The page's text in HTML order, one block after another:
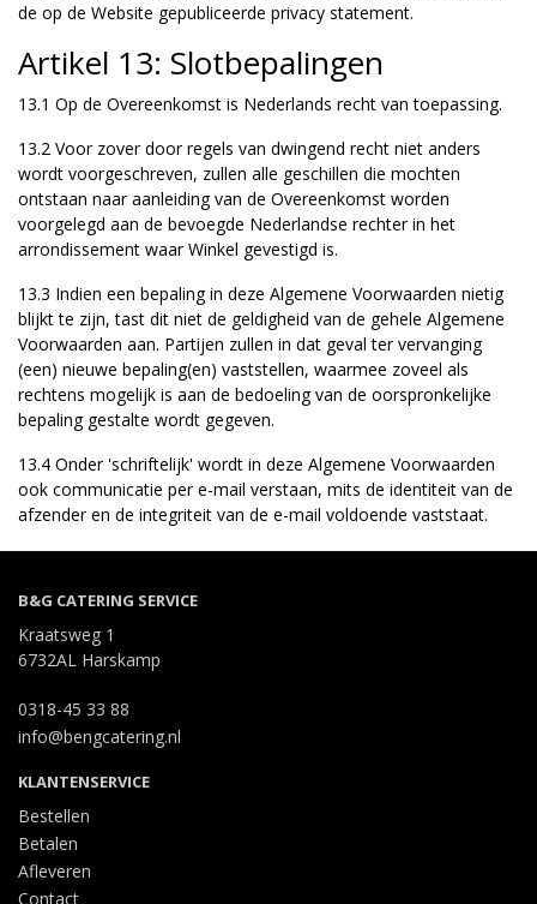
de op de Website gepubliceerde privacy statement.
Artikel 13: Slotbepalingen
13.1 Op de Overeenkomst is Nederlands recht van toepassing.
13.2 Voor zover door regels van dwingend recht niet anders
wordt voorgeschreven, zullen alle geschillen die mochten
ontstaan naar aanleiding van de Overeenkomst worden
voorgelegd aan de bevoegde Nederlandse rechter in het
arrondissement waar Winkel gevestigd is.
13.3 Indien een bepaling in deze Algemene Voorwaarden nietig
blijkt te zijn, tast dit niet de geldigheid van de gehele Algemene
Voorwaarden aan. Partijen zullen in dat geval ter vervanging
(een) nieuwe bepaling(en) vaststellen, waarmee zoveel als
rechtens mogelijk is aan de bedoeling van de oorspronkelijke
bepaling gestalte wordt gegeven.
13.4 Onder 'schriftelijk' wordt in deze Algemene Voorwaarden
ook communicatie per e-mail verstaan, mits de identiteit van de
afzender en de integriteit van de e-mail voldoende vaststaat.
B&G CATERING SERVICE
Kraatsweg 1
6732AL Harskamp
0318-45 33 88
info@bengcatering.nl
KLANTENSERVICE
Bestellen
Betalen
Afleveren
Contact